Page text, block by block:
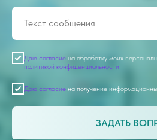
Даю согласие на обработку моих
политикой конфиденциальности
Даю согласие на получение
ЗАДАТЬ